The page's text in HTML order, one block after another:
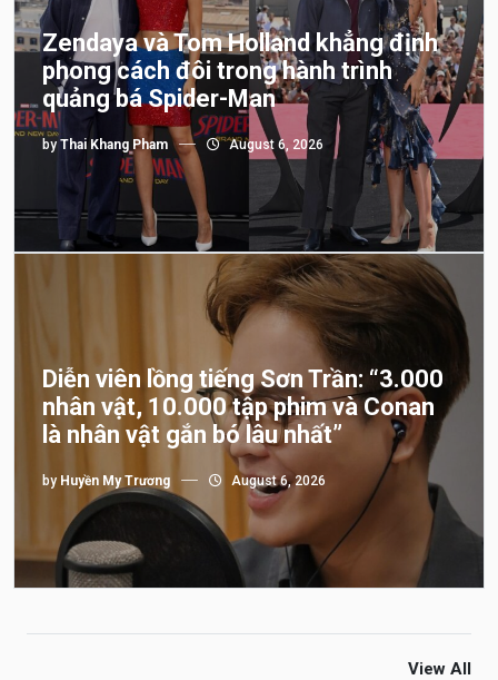
Zendaya và Tom Holland khẳng định
phong cách đôi trong hành trình
quảng bá Spider-Man
by Thai Khang Pham August 6, 2026
Diễn viên lồng tiếng Sơn Trần: “3.000
nhân vật, 10.000 tập phim và Conan
là nhân vật gắn bó lâu nhất”
by Huyền My Trương August 6, 2026
View All